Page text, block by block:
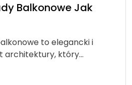
Balkonowe Jak
to elegancki i
architektury, który…